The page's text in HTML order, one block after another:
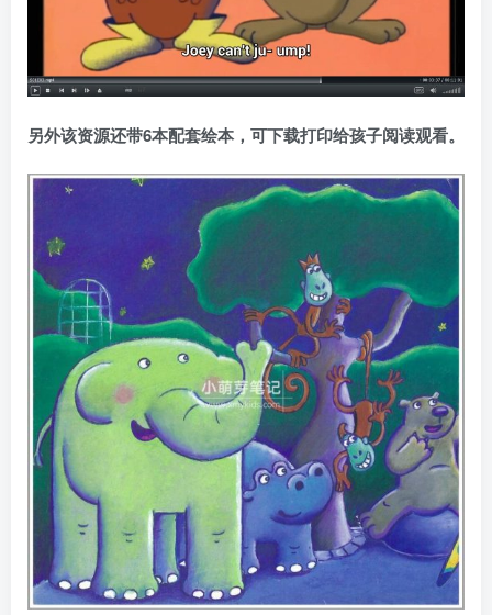
另外该资源还带6本配套绘本，可下载打印给孩子阅读观看。